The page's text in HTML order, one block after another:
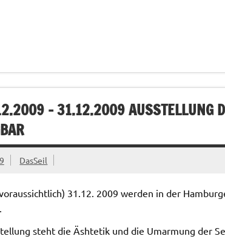
– 31.12.2009 AUSSTELLUNG
DasSeil
31.12. 2009 werden in der
steht die Äshtetik und die Umarmung der